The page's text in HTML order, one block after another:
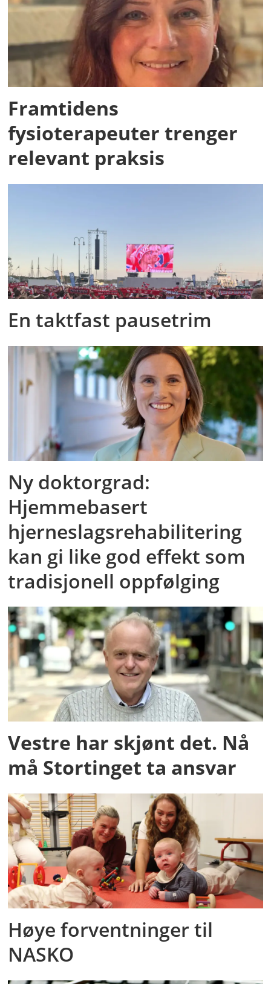
Framtidens
fysioterapeuter trenger
relevant praksis
En taktfast pausetrim
Ny doktorgrad:
Hjemmebasert
hjerneslagsrehabilitering
kan gi like god effekt som
tradisjonell oppfølging
Vestre har skjønt det. Nå
må Stortinget ta ansvar
Høye forventninger til
NASKO